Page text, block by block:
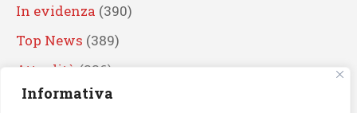
Informativa
In evidenza (390)
Top News (389)
Attualità (336)
Eventi(330)